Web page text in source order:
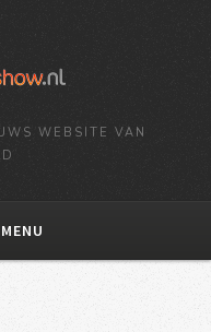
WEBSITE VAN